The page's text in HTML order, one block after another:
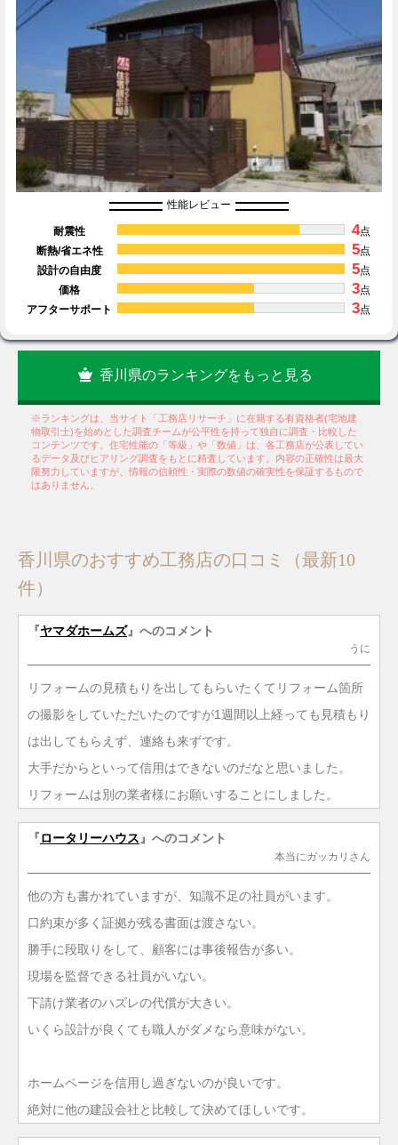
性能レビュー
耐震性 4点
断熱/省エネ性
5点
設計の自由度
5点
価格
3点
アフターサポート
3点
香川県のランキングをもっと見る
※ランキングは、当サイト「工務店リサーチ」に在籍する有資格者(宅地建
物取引士)を始めとした調査チームが公平性を持って独自に調査・比較した
コンテンツです。住宅性能の「等級」や「数値」は、各工務店が公表してい
るデータ及びヒアリング調査をもとに精査しています。内容の正確性は最大
限努力していますが、情報の信頼性・実際の数値の確実性を保証するもので
はありません。
香川県のおすすめ工務店の口コミ（最新10
件）
『ヤマダホームズ』へのコメント
うに
リフォームの見積もりを出してもらいたくてリフォーム箇所
の撮影をしていただいたのですが1週間以上経っても見積もり
は出してもらえず、連絡も来ずです。
大手だからといって信用はできないのだなと思いました。
リフォームは別の業者様にお願いすることにしました。
『ロータリーハウス』へのコメント
本当にガッカリさん
他の方も書かれていますが、知識不足の社員がいます。
口約束が多く証拠が残る書面は渡さない。
勝手に段取りをして、顧客には事後報告が多い。
現場を監督できる社員がいない。
下請け業者のハズレの代償が大きい。
いくら設計が良くても職人がダメなら意味がない。
ホームページを信用し過ぎないのが良いです。
絶対に他の建設会社と比較して決めてほしいです。